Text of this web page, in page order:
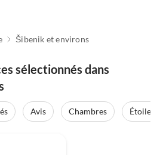
Šibenik et environs
sélectionnés dans
Avis Chambres Étoiles